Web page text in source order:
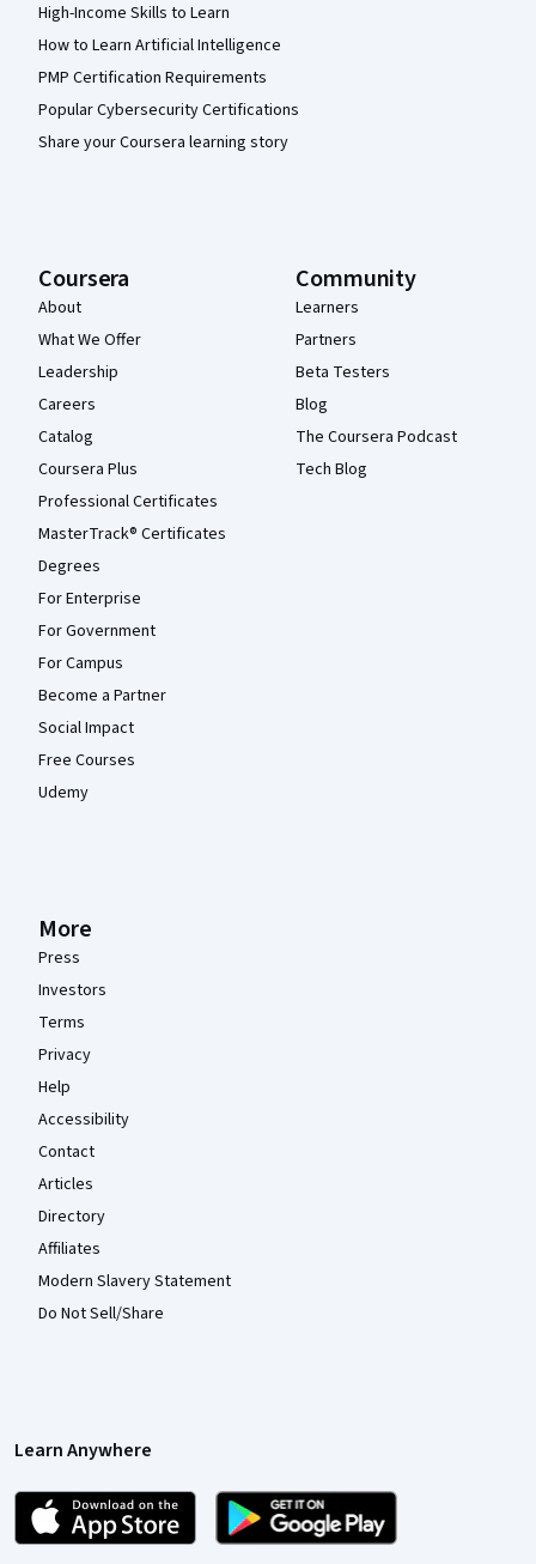
High-Income Skills to Learn
How to Learn Artificial Intelligence
PMP Certification Requirements
Popular Cybersecurity Certifications
Share your Coursera learning story
Coursera
About
What We Offer
Leadership
Careers
Catalog
Coursera Plus
Professional Certificates
MasterTrack® Certificates
Degrees
For Enterprise
For Government
For Campus
Become a Partner
Social Impact
Free Courses
Udemy
Community
Learners
Partners
Beta Testers
Blog
The Coursera Podcast
Tech Blog
More
Press
Investors
Terms
Privacy
Help
Accessibility
Contact
Articles
Directory
Affiliates
Modern Slavery Statement
Do Not Sell/Share
Learn Anywhere